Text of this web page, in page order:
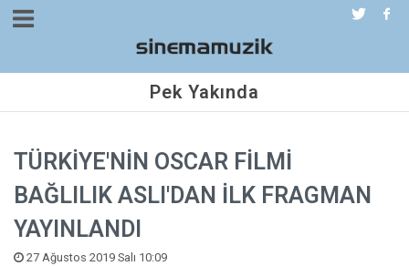
Pek Yakında
TÜRKİYE'NİN OSCAR FİLMİ
BAĞLILIK ASLI'DAN İLK FRAGMAN
YAYINLANDI
27 Ağustos 2019 Salı 10:09